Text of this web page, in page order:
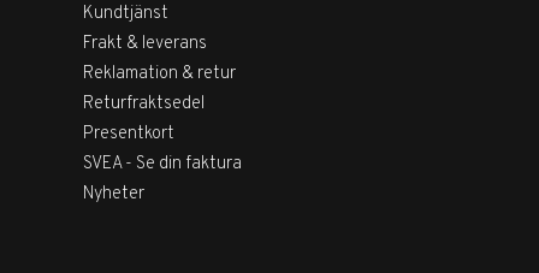
Kundtjänst
Frakt & leverans
Reklamation & retur
Returfraktsedel
Presentkort
SVEA - Se din faktura
Nyheter